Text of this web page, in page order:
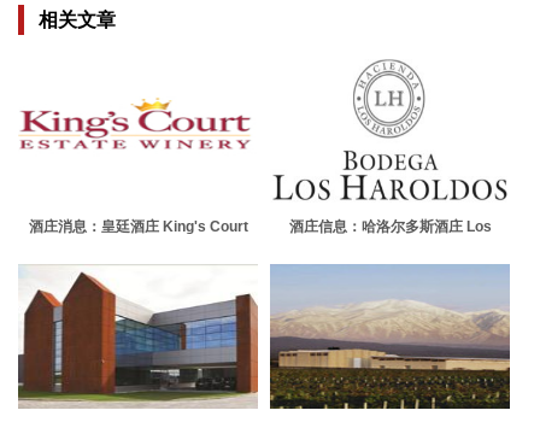
相关文章
酒庄消息：皇廷酒庄 King's Court
酒庄信息：哈洛尔多斯酒庄 Los